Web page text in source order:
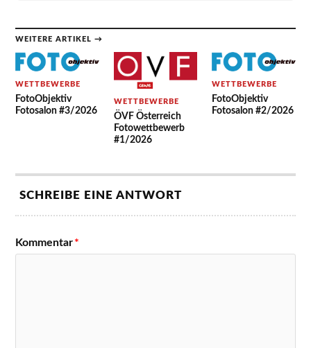
WEITERE ARTIKEL →
WETTBEWERBE
FotoObjektiv
Fotosalon #3/2026
WETTBEWERBE
ÖVF Österreich
Fotowettbewerb
#1/2026
WETTBEWERBE
FotoObjektiv
Fotosalon #2/2026
SCHREIBE EINE ANTWORT
Kommentar*